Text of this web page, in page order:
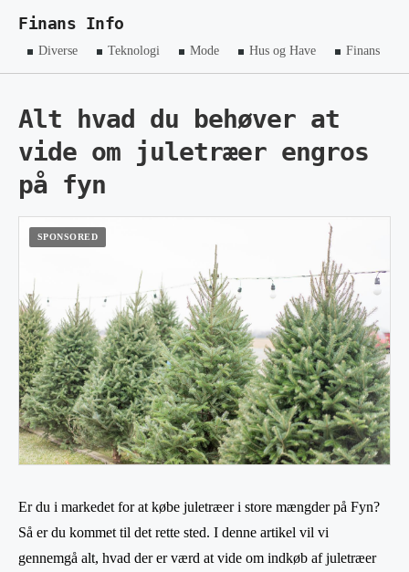
Finans Info
Diverse Teknologi Mode Hus og Have Finans
Alt hvad du behøver at
vide om juletræer engros
på fyn
Er du i markedet for at købe juletræer i store mængder på Fyn?
Så er du kommet til det rette sted. I denne artikel vil vi
gennemgå alt, hvad der er værd at vide om indkøb af juletræer